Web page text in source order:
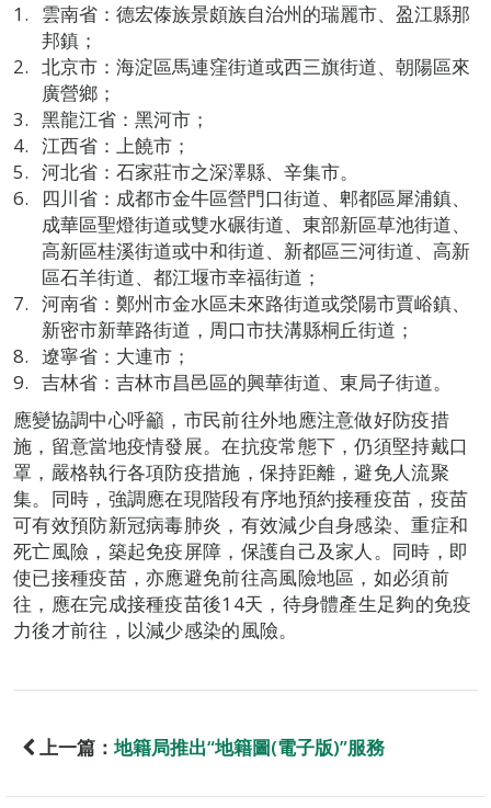
雲南省：德宏傣族景頗族自治州的瑞麗市、盈江縣那
邦鎮；
北京市：海淀區馬連窪街道或西三旗街道、朝陽區來
廣營鄉；
黑龍江省：黑河市；
江西省：上饒市；
河北省：石家莊市之深澤縣、辛集市。
四川省：成都市金牛區營門口街道、郫都區犀浦鎮、
成華區聖燈街道或雙水碾街道、東部新區草池街道、
高新區桂溪街道或中和街道、新都區三河街道、高新
區石羊街道、都江堰市幸福街道；
河南省：鄭州市金水區未來路街道或滎陽市賈峪鎮、
新密市新華路街道，周口市扶溝縣桐丘街道；
遼寧省：大連市；
吉林省：吉林市昌邑區的興華街道、東局子街道。
應變協調中心呼籲，市民前往外地應注意做好防疫措
施，留意當地疫情發展。在抗疫常態下，仍須堅持戴口
罩，嚴格執行各項防疫措施，保持距離，避免人流聚
集。同時，強調應在現階段有序地預約接種疫苗，疫苗
可有效預防新冠病毒肺炎，有效減少自身感染、重症和
死亡風險，築起免疫屏障，保護自己及家人。同時，即
使已接種疫苗，亦應避免前往高風險地區，如必須前
往，應在完成接種疫苗後14天，待身體產生足夠的免疫
力後才前往，以減少感染的風險。
上一篇： 地籍局推出“地籍圖(電子版)”服務